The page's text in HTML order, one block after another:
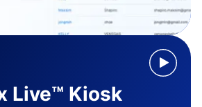
Live™ Kiosk